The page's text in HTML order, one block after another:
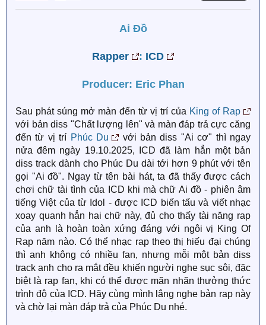
Ai Đồ
Rapper : ICD
Producer: Eric Phan
Sau phát súng mở màn đến từ vị trí của King of Rap
với bản diss "Chất lượng lên" và màn đáp trả cực căng
đến từ vị trí Phúc Du
với bản diss "Ai cơ" thì ngay
nửa đêm ngày 19.10.2025, ICD đã làm hẳn một bản
diss track dành cho Phúc Du dài tới hơn 9 phút với tên
gọi "Ai đồ". Ngay từ tên bài hát, ta đã thấy được cách
chơi chữ tài tình của ICD khi mà chữ Ai đồ - phiên âm
tiếng Việt của từ Idol - được ICD biến tấu và viết nhạc
xoay quanh hẳn hai chữ này, đủ cho thấy tài năng rap
của anh là hoàn toàn xứng đáng với ngôi vị King Of
Rap năm nào. Có thể nhạc rap theo thị hiếu đại chúng
thì anh không có nhiều fan, nhưng mỗi một bản diss
track anh cho ra mắt đều khiến người nghe sục sôi, đặc
biệt là rap fan, khi có thể được mãn nhãn thưởng thức
trình độ của ICD. Hãy cùng mình lắng nghe bản rap này
và chờ lại màn đáp trả của Phúc Du nhé.